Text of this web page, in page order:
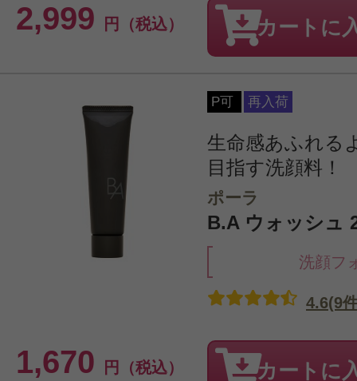
2,999 円（税込） カートに
P可 再入荷
生命感あふれる
目指す洗顔料！
ポーラ
B.A ウォッシュ
洗顔フ
1,670 円（税込）
4.6(9
カートに